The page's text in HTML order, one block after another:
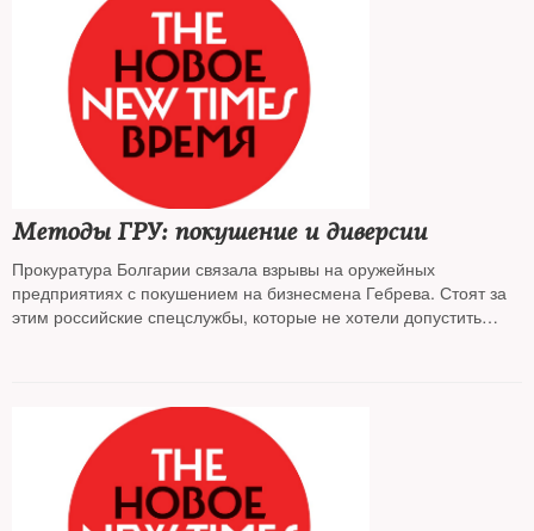
Методы ГРУ: покушение и диверсии
Прокуратура Болгарии связала взрывы на оружейных
предприятиях с покушением на бизнесмена Гебрева. Стоят за
этим российские спецслужбы, которые не хотели допустить